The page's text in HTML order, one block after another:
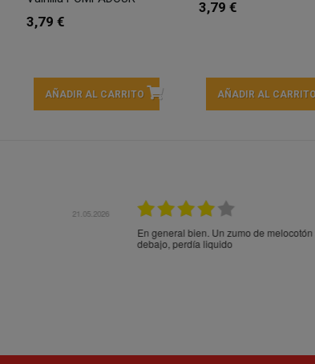
3,79 €
AÑADIR AL CARRITO
3,79 €
AÑADIR AL
21.05.2026
vino roto por
Entrega rápida y en perfecto estado,